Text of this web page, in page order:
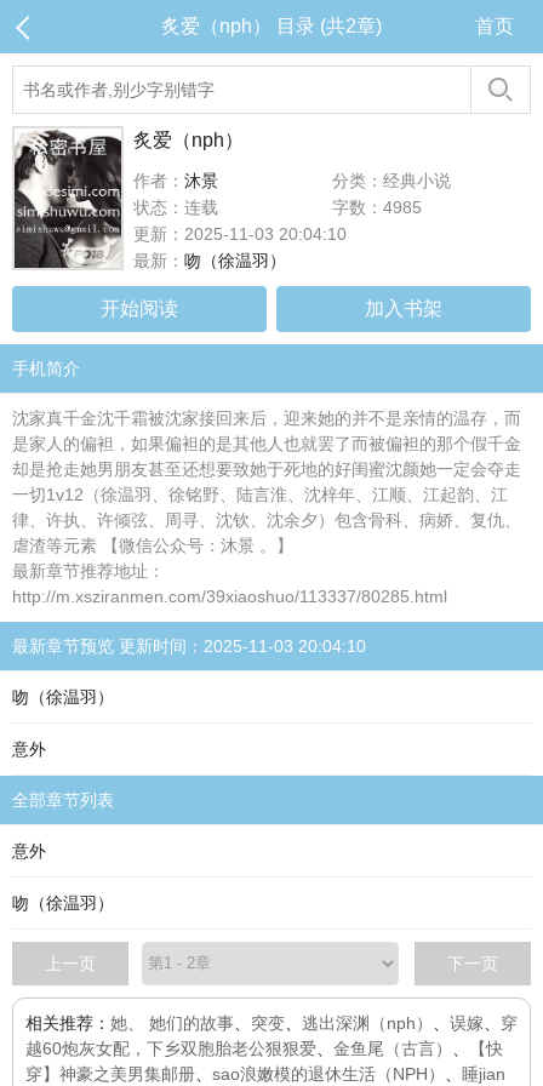
炙爱（nph） 目录 (共2章) 首页
炙爱（nph）
作者： 沐景
分类：经典小说
状态：连载
字数：4985
更新：2025-11-03 20:04:10
最新： 吻（徐温羽）
开始阅读 加入书架
手机简介
沈家真千金沈千霜被沈家接回来后，迎来她的并不是亲情的温存，而
是家人的偏袒，如果偏袒的是其他人也就罢了而被偏袒的那个假千金
却是抢走她男朋友甚至还想要致她于死地的好闺蜜沈颜她一定会夺走
一切1v12（徐温羽、徐铭野、陆言淮、沈梓年、江顺、江起韵、江
律、许执、许倾弦、周寻、沈钦、沈余夕）包含骨科、病娇、复仇、
虐渣等元素 【微信公众号：沐景 。】
最新章节推荐地址：
http://m.xsziranmen.com/39xiaoshuo/113337/80285.html
最新章节预览 更新时间：2025-11-03 20:04:10
吻（徐温羽）
意外
全部章节列表
意外
吻（徐温羽）
上一页 下一页
相关推荐： 她、 她们的故事 突变 逃出深渊（nph） 误嫁
穿
越60炮灰女配，下乡双胞胎老公狠狠爱
金鱼尾（古言）
【快
穿】神豪之美男集邮册
sao浪嫩模的退休生活（NPH） 睡jian